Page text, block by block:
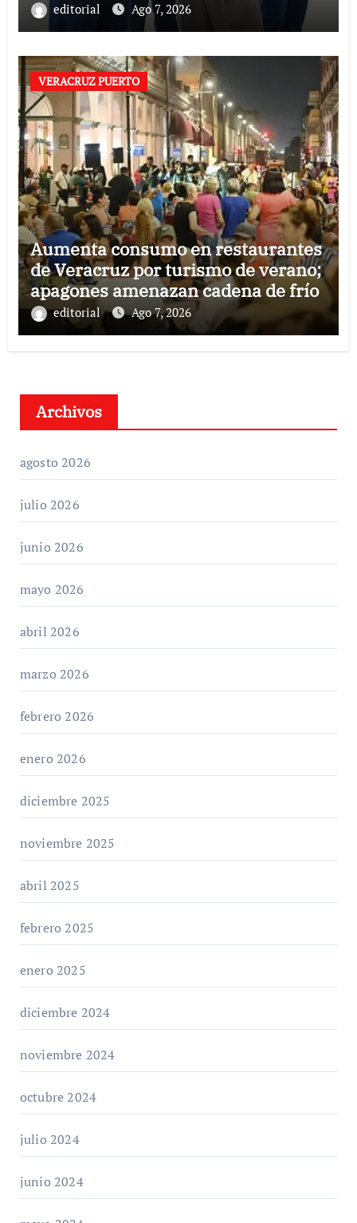
editorial Ago 7, 2026
VERACRUZ PUERTO
Aumenta consumo en restaurantes
de Veracruz por turismo de verano;
apagones amenazan cadena de frío
editorial Ago 7, 2026
Archivos
agosto 2026
julio 2026
junio 2026
mayo 2026
abril 2026
marzo 2026
febrero 2026
enero 2026
diciembre 2025
noviembre 2025
abril 2025
febrero 2025
enero 2025
diciembre 2024
noviembre 2024
octubre 2024
julio 2024
junio 2024